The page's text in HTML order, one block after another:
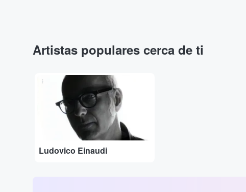
Artistas populares cerca de ti
Ludovico Einaudi